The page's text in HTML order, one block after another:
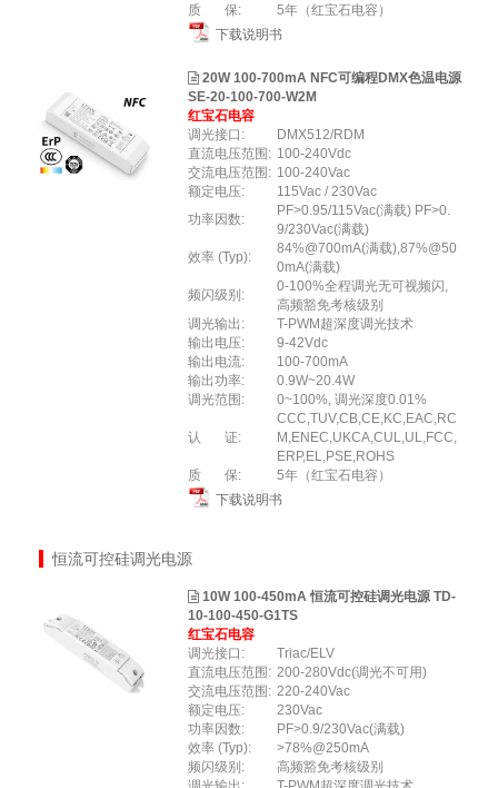
质 保:
5年（红宝石电容）
下载说明书
20W 100-700mA NFC可编程DMX色温电源
SE-20-100-700-W2M
红宝石电容
调光接口:
DMX512/RDM
直流电压范围: 100-240Vdc
交流电压范围: 100-240Vac
额定电压:
115Vac / 230Vac
功率因数:
PF>0.95/115Vac(满载) PF>0.
9/230Vac(满载)
效率 (Typ):
84%@700mA(满载),87%@50
0mA(满载)
频闪级别:
0-100%全程调光无可视频闪,
高频豁免考核级别
调光输出:
T-PWM超深度调光技术
输出电压:
9-42Vdc
输出电流:
100-700mA
输出功率:
0.9W~20.4W
调光范围:
0~100%, 调光深度0.01%
认 证:
CCC,TUV,CB,CE,KC,EAC,RC
M,ENEC,UKCA,CUL,UL,FCC,
ERP,EL,PSE,ROHS
质 保:
5年（红宝石电容）
下载说明书
恒流可控硅调光电源
10W 100-450mA 恒流可控硅调光电源 TD-
10-100-450-G1TS
红宝石电容
调光接口:
Triac/ELV
直流电压范围: 200-280Vdc(调光不可用)
交流电压范围: 220-240Vac
额定电压:
230Vac
功率因数:
PF>0.9/230Vac(满载)
效率 (Typ):
>78%@250mA
频闪级别:
高频豁免考核级别